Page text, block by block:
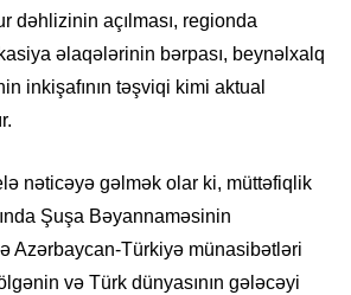
dəhlizinin açılması, regionda
əlaqələrinin bərpası, beynəlxalq
inkişafının təşviqi kimi aktual
nəticəyə gəlmək olar ki, müttəfiqlik
Şuşa Bəyannaməsinin
Azərbaycan-Türkiyə münasibətləri
və Türk dünyasının gələcəyi